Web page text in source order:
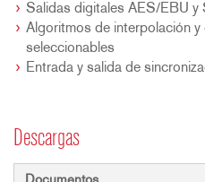
Salidas digitales AES/EBU y
Algoritmos de interpolación
seleccionables
Entrada y salida de
Descargas